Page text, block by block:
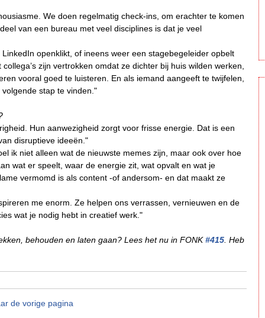
We doen regelmatig check-ins, om erachter te komen
van een bureau met veel disciplines is dat je veel
openklikt, of ineens weer een stagebegeleider opbelt
zijn vertrokken omdat ze dichter bij huis wilden werken,
vooral goed te luisteren. En als iemand aangeeft te twijfelen,
stap te vinden."
Hun aanwezigheid zorgt voor frisse energie. Dat is een
disruptieve ideeën."
ik niet alleen wat de nieuwste memes zijn, maar ook over hoe
wat er speelt, waar de energie zit, wat opvalt en wat je
vermomd is als content -of andersom- en dat maakt ze
me enorm. Ze helpen ons verrassen, vernieuwen en de
wat je nodig hebt in creatief werk."
behouden en laten gaan? Lees het nu in FONK#415 . Heb
de vorige pagina